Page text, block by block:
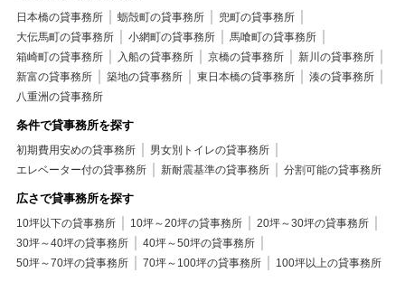
日本橋の貸事務所 蛎殻町の貸事務所
兜町の貸事務所
大伝馬町の貸事務所
小網町の貸事務所
馬喰町の貸事務所
箱崎町の貸事務所
入船の貸事務所 京橋の貸事務所
新川の貸事務所
新富の貸事務所
築地の貸事務所 東日本橋の貸事務所
湊の貸事務所
八重洲の貸事務所
条件で貸事務所を探す
初期費用安めの貸事務所
男女別トイレの貸事務所
エレベーター付の貸事務所
新耐震基準の貸事務所 分割可能の貸事務所
広さで貸事務所を探す
10坪以下の貸事務所 10坪～20坪の貸事務所
20坪～30坪の貸事務所
30坪～40坪の貸事務所
40坪～50坪の貸事務所
50坪～70坪の貸事務所
70坪～100坪の貸事務所 100坪以上の貸事務所